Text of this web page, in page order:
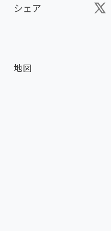
シェア
地図